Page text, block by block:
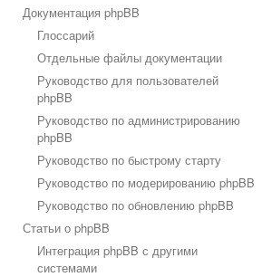
Документация phpBB
Глоссарий
Отдельные файлы документации
Руководство для пользователей
phpBB
Руководство по администрированию
phpBB
Руководство по быстрому старту
Руководство по модерированию phpBB
Руководство по обновлению phpBB
Статьи о phpBB
Интеграция phpBB с другими
системами